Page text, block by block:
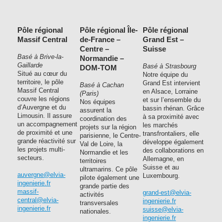
Pôle régional
Massif Central
Basé à Brive-la-
Gaillarde
Situé au cœur du
territoire, le pôle
Massif Central
couvre les régions
d’Auvergne et du
Limousin. Il assure
un accompagnement
de proximité et une
grande réactivité sur
les projets multi-
secteurs.
auvergne@elvia-
ingenierie.fr
massif-
central@elvia-
ingenierie.fr
Pôle régional Île-
de-France –
Centre –
Normandie –
DOM-TOM
Basé à Cachan
(Paris)
Nos équipes
assurent la
coordination des
projets sur la région
parisienne, le Centre-
Val de Loire, la
Normandie et les
territoires
ultramarins. Ce pôle
pilote également une
grande partie des
activités
transversales
nationales.
Pôle régional
Grand Est –
Suisse
Basé à Strasbourg
Notre équipe du
Grand Est intervient
en Alsace, Lorraine
et sur l’ensemble du
bassin rhénan. Grâce
à sa proximité avec
les marchés
transfrontaliers, elle
développe également
des collaborations en
Allemagne, en
Suisse et au
Luxembourg.
grand-est@elvia-
ingenierie.fr
suisse@elvia-
ingenierie.fr